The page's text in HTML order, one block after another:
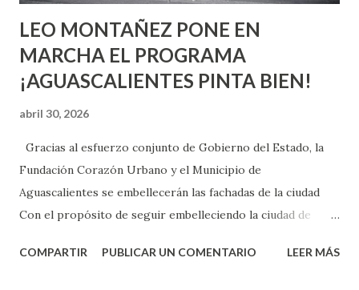
LEO MONTAÑEZ PONE EN
MARCHA EL PROGRAMA
¡AGUASCALIENTES PINTA BIEN!
abril 30, 2026
Gracias al esfuerzo conjunto de Gobierno del Estado, la
Fundación Corazón Urbano y el Municipio de
Aguascalientes se embellecerán las fachadas de la ciudad
Con el propósito de seguir embelleciendo la ciudad de
municipal, Leo Montañez dio inicio al programa
COMPARTIR PUBLICAR UN COMENTARIO LEER MÁS